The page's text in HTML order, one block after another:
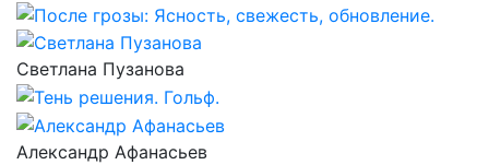
Светлана Пузанова
Александр Афанасьев